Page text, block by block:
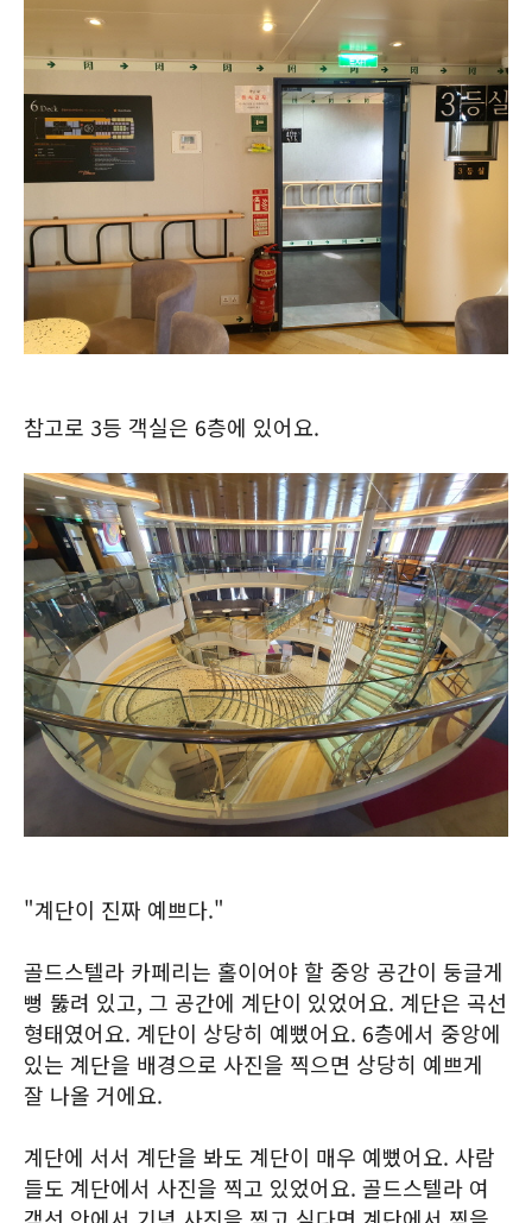
참고로 3등 객실은 6층에 있어요.
"계단이 진짜 예쁘다."
골드스텔라 카페리는 홀이어야 할 중앙 공간이 둥글게
뻥 뚫려 있고, 그 공간에 계단이 있었어요. 계단은 곡선
형태였어요. 계단이 상당히 예뻤어요. 6층에서 중앙에
있는 계단을 배경으로 사진을 찍으면 상당히 예쁘게
잘 나올 거에요.
계단에 서서 계단을 봐도 계단이 매우 예뻤어요. 사람
들도 계단에서 사진을 찍고 있었어요. 골드스텔라 여